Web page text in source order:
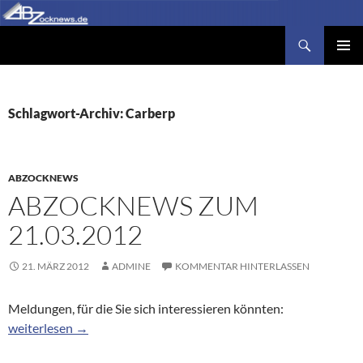
Zum
Inhalt
Schlagwort-Archiv: Carberp
ABZOCKNEWS
ABZOCKNEWS ZUM
21.03.2012
21. MÄRZ 2012 ADMINE KOMMENTAR HINTERLASSEN
Meldungen, für die Sie sich interessieren könnten:
Abzocknews zum 21.03.2012
weiterlesen →